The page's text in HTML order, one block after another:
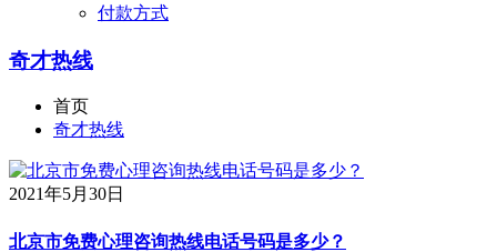
付款方式
奇才热线
首页
奇才热线
2021年5月30日
北京市免费心理咨询热线电话号码是多少？